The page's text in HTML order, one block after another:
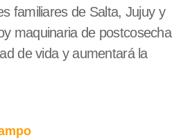
familiares de Salta, Jujuy y
maquinaria de postcosecha
de vida y aumentará la